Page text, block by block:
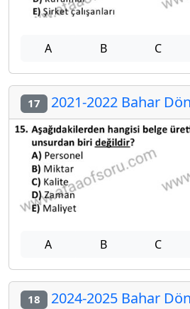
A B C
17 2021-2022 Bahar
A B C
18 2024-2025 Bahar